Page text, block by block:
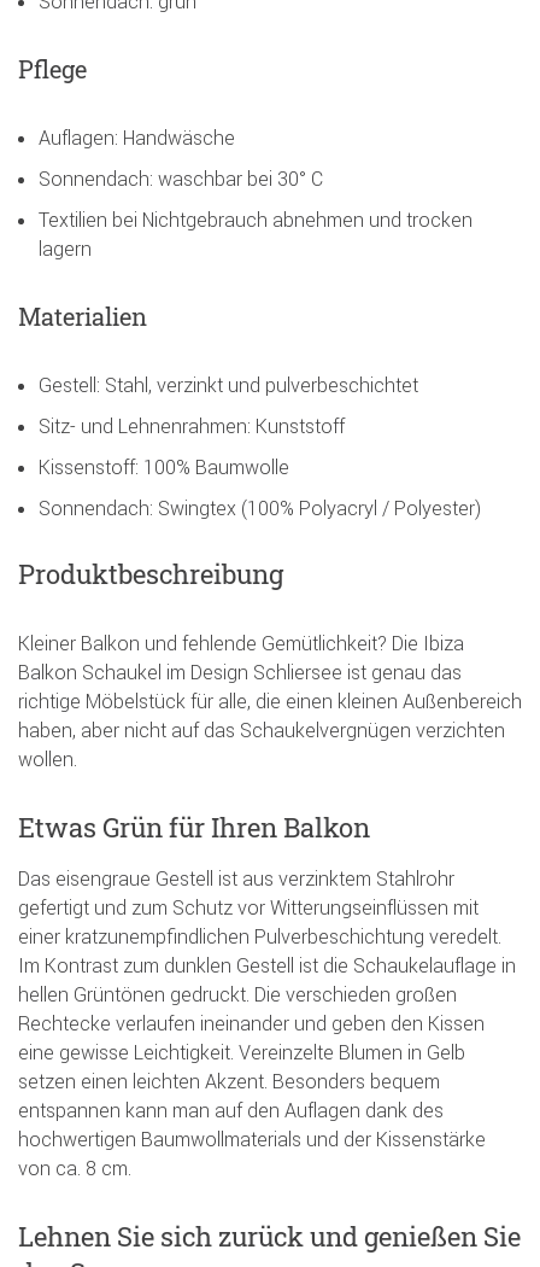
Pflege
Auflagen: Handwäsche
Sonnendach: waschbar bei 30° C
Textilien bei Nichtgebrauch abnehmen und trocken
lagern
Materialien
Gestell: Stahl, verzinkt und pulverbeschichtet
Sitz- und Lehnenrahmen: Kunststoff
Kissenstoff: 100% Baumwolle
Sonnendach: Swingtex (100% Polyacryl / Polyester)
Produktbeschreibung
Kleiner Balkon und fehlende Gemütlichkeit? Die Ibiza
Balkon Schaukel im Design Schliersee ist genau das
richtige Möbelstück für alle, die einen kleinen Außenbereich
haben, aber nicht auf das Schaukelvergnügen verzichten
wollen.
Etwas Grün für Ihren Balkon
Das eisengraue Gestell ist aus verzinktem Stahlrohr
gefertigt und zum Schutz vor Witterungseinflüssen mit
einer kratzunempfindlichen Pulverbeschichtung veredelt.
Im Kontrast zum dunklen Gestell ist die Schaukelauflage in
hellen Grüntönen gedruckt. Die verschieden großen
Rechtecke verlaufen ineinander und geben den Kissen
eine gewisse Leichtigkeit. Vereinzelte Blumen in Gelb
setzen einen leichten Akzent. Besonders bequem
entspannen kann man auf den Auflagen dank des
hochwertigen Baumwollmaterials und der Kissenstärke
von ca. 8 cm.
Lehnen Sie sich zurück und genießen Sie